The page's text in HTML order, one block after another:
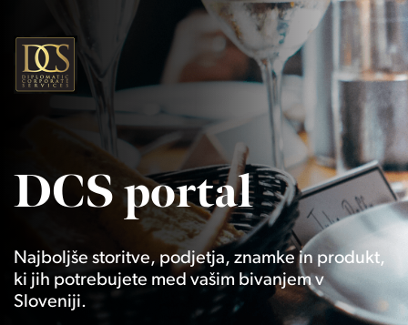
DCS portal
Najboljše storitve, podjetja, znamke in produkt,
ki jih potrebujete med vašim bivanjem v
Sloveniji.